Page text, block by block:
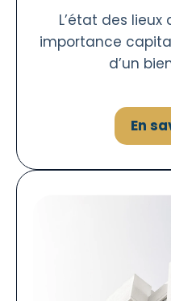
L’état des
importance
d’un
En